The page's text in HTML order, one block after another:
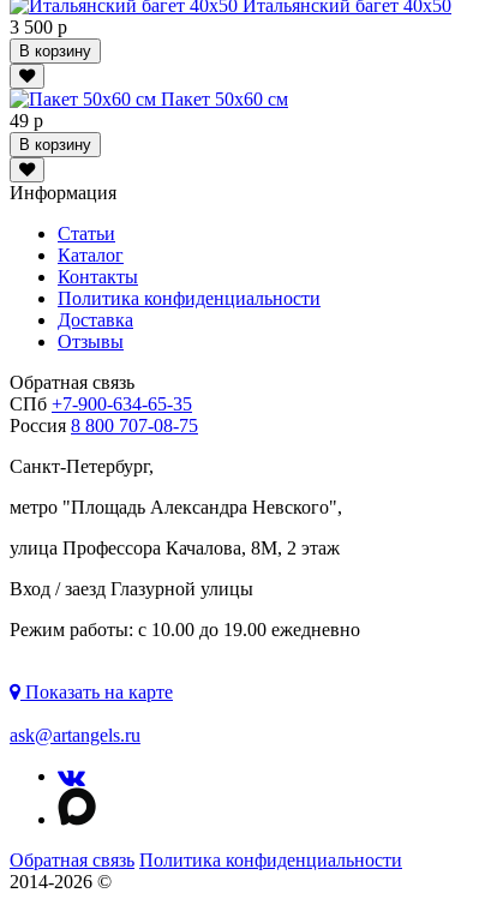
Итальянский багет 40х50
3 500 р
В корзину
Пакет 50х60 см
49 р
В корзину
Информация
Статьи
Каталог
Контакты
Политика конфиденциальности
Доставка
Отзывы
Обратная связь
СПб +7-900-634-65-35
Россия 8 800 707-08-75
Санкт-Петербург,
метро "Площадь Александра Невского",
улица Профессора Качалова, 8М, 2 этаж
Вход / заезд Глазурной улицы
Режим работы: с 10.00 до 19.00 ежедневно
Показать на карте
ask@artangels.ru
Обратная связь Политика конфиденциальности
2014-2026 ©